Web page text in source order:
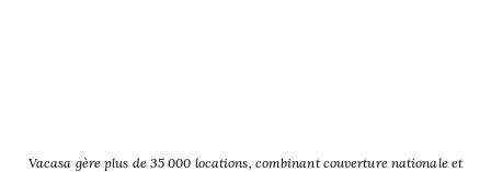
Vacasa gère plus de 35 000 locations, combinant couverture nationale et